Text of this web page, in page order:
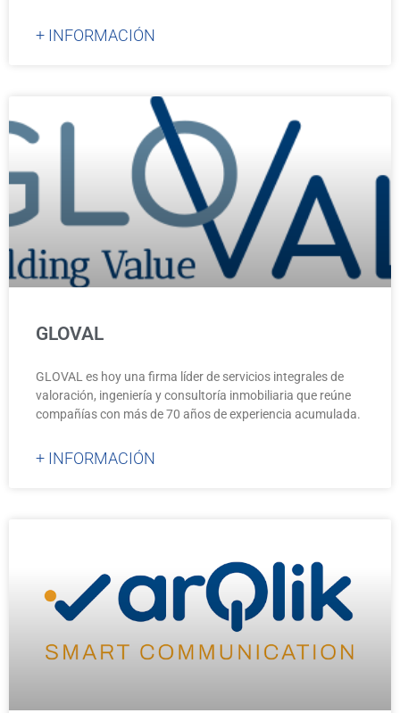
+ INFORMACIÓN
GLOVAL
GLOVAL es hoy una firma líder de servicios integrales de
valoración, ingeniería y consultoría inmobiliaria que reúne
compañías con más de 70 años de experiencia acumulada.
+ INFORMACIÓN